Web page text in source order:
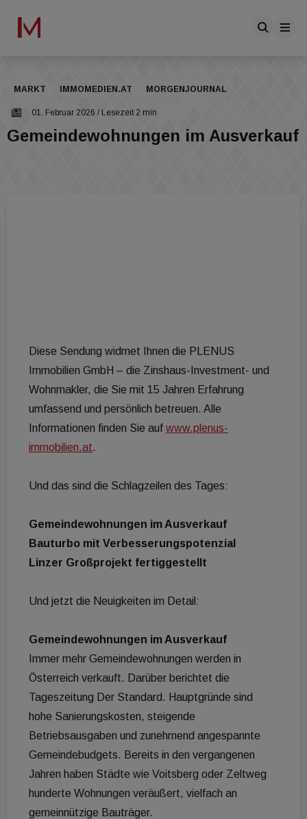
MARKT IMMOMEDIEN.AT MORGENJOURNAL
01. Februar 2026 / Lesezeit 2 min
Gemeindewohnungen im Ausverkauf
Diese Sendung widmet Ihnen die PLENUS
Immobilien GmbH – die Zinshaus-Investment- und
Wohnmakler, die Sie mit 15 Jahren Erfahrung
umfassend und persönlich betreuen. Alle
Informationen finden Sie auf www.plenus-
immobilien.at.
Und das sind die Schlagzeilen des Tages:
Gemeindewohnungen im Ausverkauf
Bauturbo mit Verbesserungspotenzial
Linzer Großprojekt fertiggestellt
Und jetzt die Neuigkeiten im Detail:
Gemeindewohnungen im Ausverkauf
Immer mehr Gemeindewohnungen werden in
Österreich verkauft. Darüber berichtet die
Tageszeitung Der Standard. Hauptgründe sind
hohe Sanierungskosten, steigende
Betriebsausgaben und zunehmend angespannte
Gemeindebudgets. Bereits in den vergangenen
Jahren haben Städte wie Voitsberg oder Zeltweg
hunderte Wohnungen veräußert, vielfach an
gemeinnützige Bauträger.